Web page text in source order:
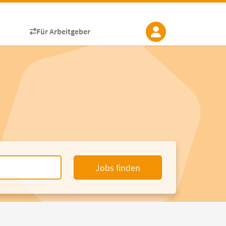
Für Arbeitgeber
Jobs finden